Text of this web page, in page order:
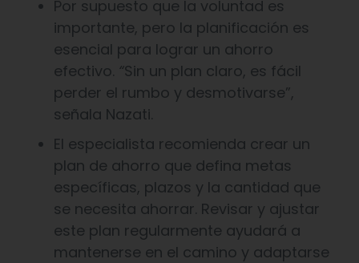
Por supuesto que la voluntad es
importante, pero la planificación es
esencial para lograr un ahorro
efectivo. “Sin un plan claro, es fácil
perder el rumbo y desmotivarse”,
señala Nazati.
El especialista recomienda crear un
plan de ahorro que defina metas
específicas, plazos y la cantidad que
se necesita ahorrar. Revisar y ajustar
este plan regularmente ayudará a
mantenerse en el camino y adaptarse